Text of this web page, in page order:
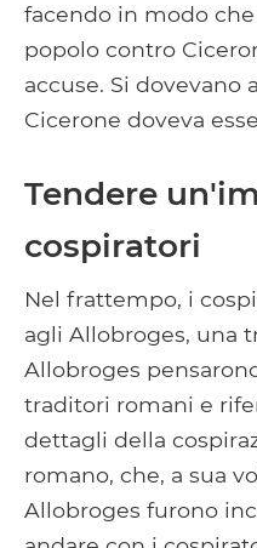
facendo in modo
popolo contro
accuse. Si dovevano
Cicerone doveva
Tendere
cospiratori
Nel frattempo, i
agli Allobroges, una
Allobroges
traditori romani e
dettagli della
romano, che, a sua
Allobroges furono